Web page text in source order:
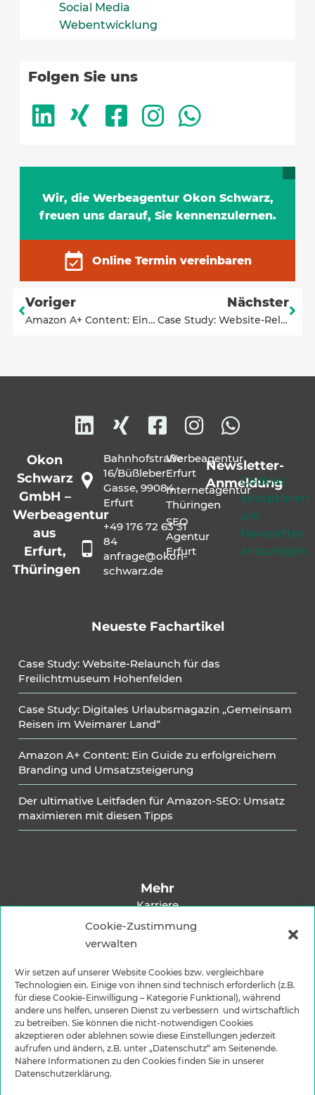
Cookie-Zustimmung
verwalten
Wir setzen auf unserer Website Cookies bzw. vergleichbare
Technologien ein. Einige von ihnen sind technisch erforderlich (z.B.
für diese Cookie-Einwilligung – Kategorie Funktional), während
andere uns helfen, unseren Dienst zu verbessern und wirtschaftlich
zu betreiben. Sie können die nicht-notwendigen Cookies
akzeptieren oder ablehnen sowie diese Einstellungen jederzeit
aufrufen und ändern, z.B. unter „Datenschutz“ am Seitenende.
Nähere Informationen zu den Cookies finden Sie in unserer
Datenschutzerklärung.
Social Media
Webentwicklung
Folgen Sie uns
Wir, die Werbeagentur Okon Schwarz,
freuen uns darauf, Sie kennenzulernen.
Online Termin vereinbaren
Voriger
Amazon A+ Content: Ein Guide zu erfolgreichem Branding und Umsatzsteigerung
Nächster
Case Study: Website-Relaunch für das Freilichtmuseum Hohenfelden
Okon
Schwarz
GmbH –
Werbeagentur
aus
Erfurt,
Thüringen
Bahnhofstraße
16/Büßleber
Gasse, 99084
Erfurt
+49 176 72 63 31
84
anfrage@okon-
schwarz.de
Werbeagentur
Erfurt
Internetagentur
Thüringen
SEO
Agentur
Erfurt
Newsletter-
Anmeldung
Cookies
akzeptieren
um
Newsletter
anzuzeigen.
Neueste Fachartikel
Case Study: Website-Relaunch für das
Freilichtmuseum Hohenfelden
Case Study: Digitales Urlaubsmagazin „Gemeinsam
Reisen im Weimarer Land“
Amazon A+ Content: Ein Guide zu erfolgreichem
Branding und Umsatzsteigerung
Der ultimative Leitfaden für Amazon-SEO: Umsatz
maximieren mit diesen Tipps
Mehr
Karriere
Impressum
Datenschutzerklärung
Zahlungsarten